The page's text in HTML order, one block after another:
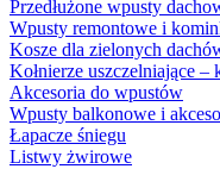
Przedłużone wpusty
Wpusty remontowe i
Kosze dla zielonych
Kołnierze uszczelniające –
Akcesoria do wpustów
Wpusty balkonowe i
Łapacze śniegu
Listwy żwirowe